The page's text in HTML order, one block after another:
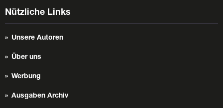
Nützliche Links
Unsere Autoren
Über uns
Werbung
Ausgaben Archiv